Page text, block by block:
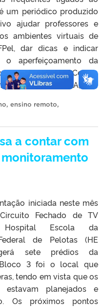
um periódico produzido
ajudar professores e
ambientes virtuais de
dar dicas e indicar
aperfeiçoamento da
o ensino online. Confira
no e-AULA; […]
, ensino remoto,
a contar com
iniciada neste mês
Fechado de TV
Escola da
de Pelotas (HE
sete prédios da
3 foi o local que
tendo em vista que os
planejados e
Os próximos pontos